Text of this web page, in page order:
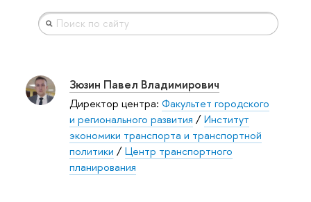
Зюзин Павел Владимирович
Директор центра: Факультет городского
и регионального развития /Институт
экономики транспорта и транспортной
политики /Центр транспортного
планирования